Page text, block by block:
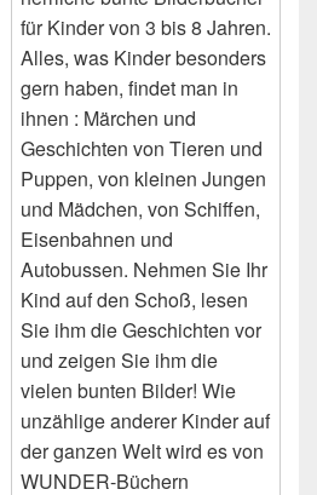
für Kinder von 3 bis 8 Jahren.
Alles, was Kinder besonders
gern haben, findet man in
ihnen : Märchen und
Geschichten von Tieren und
Puppen, von kleinen Jungen
und Mädchen, von Schiffen,
Eisenbahnen und
Autobussen. Nehmen Sie Ihr
Kind auf den Schoß, lesen
Sie ihm die Geschichten vor
und zeigen Sie ihm die
vielen bunten Bilder! Wie
unzählige anderer Kinder auf
der ganzen Welt wird es von
WUNDER-Büchern